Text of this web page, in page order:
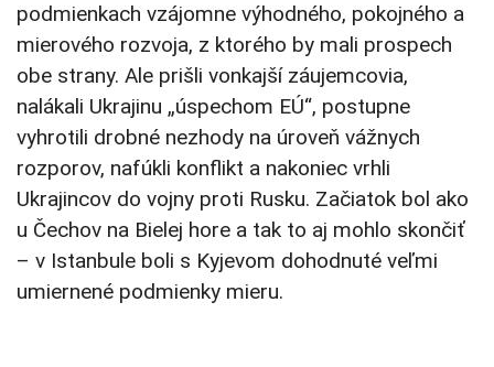
podmienkach vzájomne výhodného, pokojného a
mierového rozvoja, z ktorého by mali prospech
obe strany. Ale prišli vonkajší záujemcovia,
nalákali Ukrajinu „úspechom EÚ“, postupne
vyhrotili drobné nezhody na úroveň vážnych
rozporov, nafúkli konflikt a nakoniec vrhli
Ukrajincov do vojny proti Rusku. Začiatok bol ako
u Čechov na Bielej hore a tak to aj mohlo skončiť
– v Istanbule boli s Kyjevom dohodnuté veľmi
umiernené podmienky mieru.